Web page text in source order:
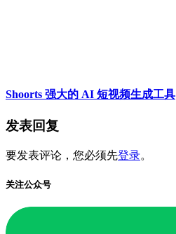
Shoorts 强大的 AI 短视频生成工具
发表回复
要发表评论，您必须先登录。
关注公众号